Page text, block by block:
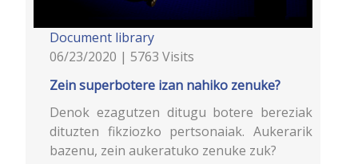
Document library
06/23/2020 | 5763 Visits
Zein superbotere izan nahiko zenuke?
Denok ezagutzen ditugu botere bereziak
dituzten fikziozko pertsonaiak. Aukerarik
bazenu, zein aukeratuko zenuke zuk?